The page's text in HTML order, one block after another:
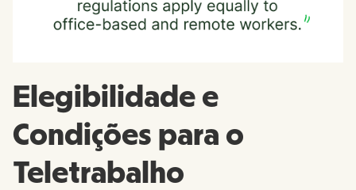
Elegibilidade e
Condições para o
Teletrabalho